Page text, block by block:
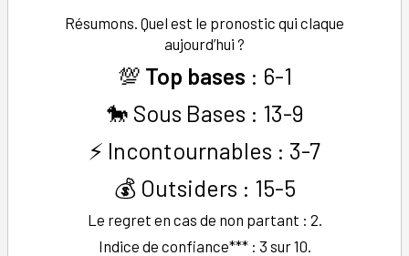
Résumons. Quel est le pronostic qui claque
aujourd’hui ?
💯 Top bases : 6-1
🐎 Sous Bases : 13-9
⚡ Incontournables : 3-7
💰 Outsiders : 15-5
Le regret en cas de non partant : 2.
Indice de confiance*** : 3 sur 10.